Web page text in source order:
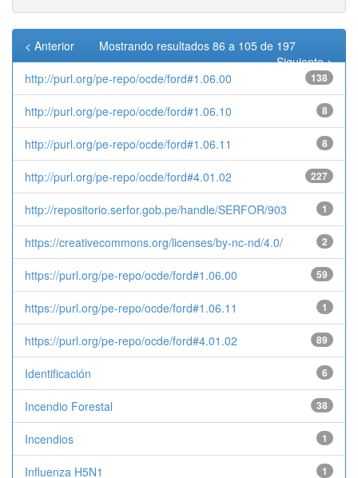
Mostrando resultados 86 a 105 de 197
< Anterior
Siguiente >
http://purl.org/pe-repo/ocde/ford#1.06.00
138
http://purl.org/pe-repo/ocde/ford#1.06.10 8
http://purl.org/pe-repo/ocde/ford#1.06.11 8
http://purl.org/pe-repo/ocde/ford#4.01.02 227
http://repositorio.serfor.gob.pe/handle/SERFOR/903 1
https://creativecommons.org/licenses/by-nc-nd/4.0/ 2
https://purl.org/pe-repo/ocde/ford#1.06.00 59
https://purl.org/pe-repo/ocde/ford#1.06.11 1
https://purl.org/pe-repo/ocde/ford#4.01.02 89
Identificación 6
Incendio Forestal 38
Incendios 1
Influenza H5N1 1